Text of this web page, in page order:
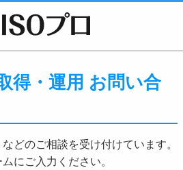
得・運用 お問い合
どのご相談を受け付けています。
にご入力ください。